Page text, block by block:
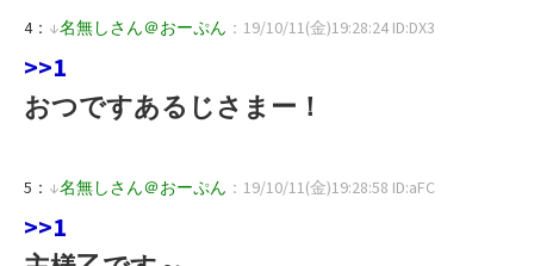
4： ↓名無しさん＠おーぷん ：19/10/11(金)19:28:24 ID:DX3
>>1
おつですあるじさまー！
5： ↓名無しさん＠おーぷん ：19/10/11(金)19:28:58 ID:aFC
>>1